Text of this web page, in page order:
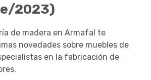
2023)
de madera en Armafal te
novedades sobre muebles de
en la fabricación de